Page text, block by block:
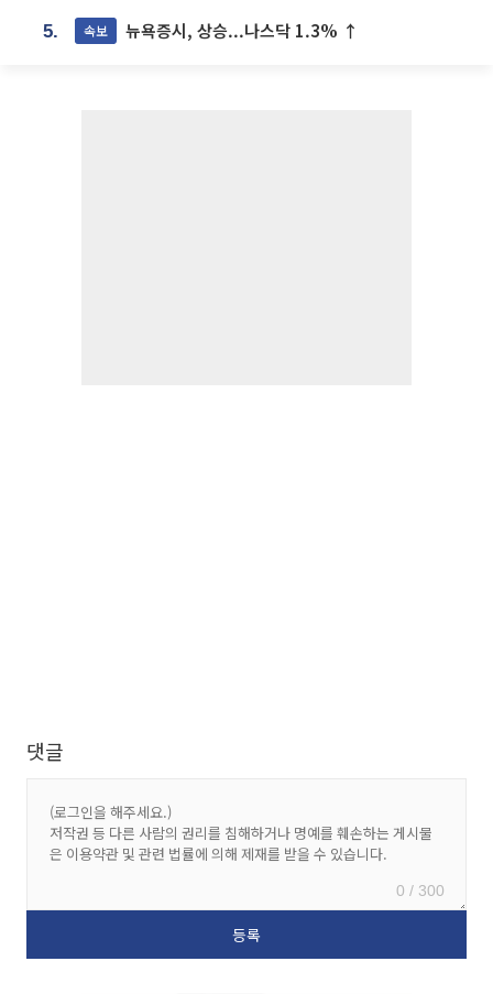
5. 속보 뉴욕증시, 상승...나스닥 1.3% ↑
댓글
0 / 300